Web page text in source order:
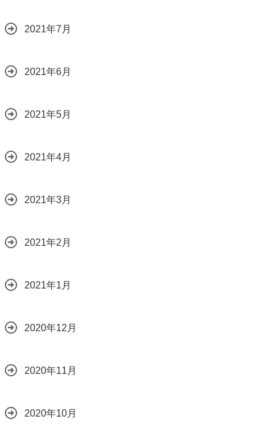
2021年7月
2021年6月
2021年5月
2021年4月
2021年3月
2021年2月
2021年1月
2020年12月
2020年11月
2020年10月